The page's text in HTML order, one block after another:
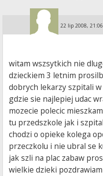
Guest 22 lip 2008, 21:06
witam wszsytkich nie
dzieckiem 3 letnim
dobrych lekarzy szpitali
gdzie sie najlepiej udac
mozecie polecic
tu przedszkole jak i
chodzi o opieke kolega
przeczkolu i nie ubral se
jak szli na plac zabaw
wielkie dzieki pozdrawiam